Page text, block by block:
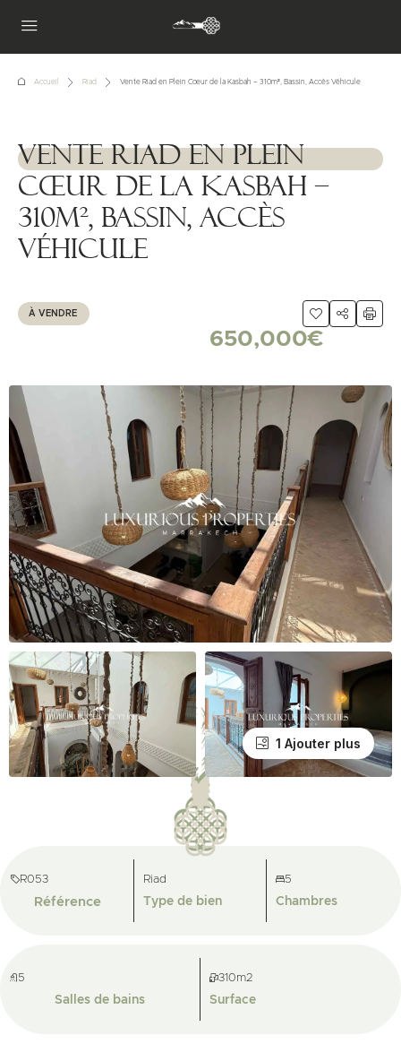
Accueil Riad Vente Riad en Plein Cœur de la Kasbah – 310m², Bassin, Accès Véhicule
1111111
Vente Riad en Plein
Cœur de la Kasbah –
310m², Bassin, Accès
Véhicule
À VENDRE
650,000€
1 Ajouter plus
R053
Référence
Riad
Type de bien
5
Chambres
5
Salles de bains
310m2
Surface